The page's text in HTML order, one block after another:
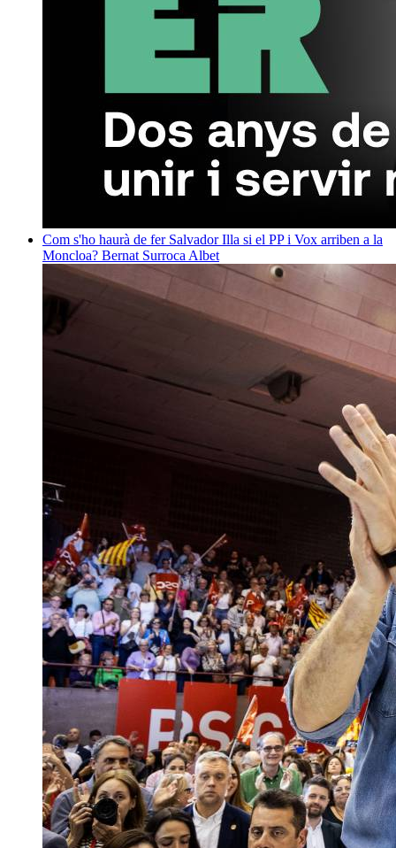
Com s'ho haurà de fer Salvador Illa si el PP i Vox arriben a la
Moncloa? Bernat Surroca Albet